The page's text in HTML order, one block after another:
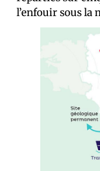
l’enfouir sous la